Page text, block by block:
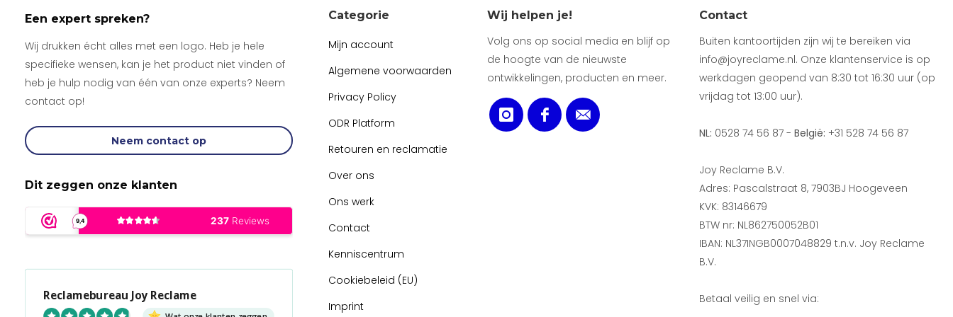
Een expert spreken?
Wij drukken écht alles met een logo. Heb je hele
specifieke wensen, kan je het product niet vinden of
heb je hulp nodig van één van onze experts? Neem
contact op!
Neem contact op
Dit zeggen onze klanten
Reclamebureau Joy Reclame
Categorie
Mijn account
Algemene voorwaarden
Privacy Policy
ODR Platform
Retouren en reclamatie
Over ons
Ons werk
Contact
Kenniscentrum
Cookiebeleid (EU)
Imprint
Wij helpen je!
Volg ons op social media en blijf op
de hoogte van de nieuwste
ontwikkelingen, producten en meer.
Contact
Buiten kantoortijden zijn wij te bereiken via
info@joyreclame.nl. Onze klantenservice is op
werkdagen geopend van 8:30 tot 16:30 uur (op
vrijdag tot 13:00 uur).
NL: 0528 74 56 87 - België: +31 528 74 56 87
Joy Reclame B.V.
Adres: Pascalstraat 8, 7903BJ Hoogeveen
KVK: 83146679
BTW nr: NL862750052B01
IBAN: NL37INGB0007048829 t.n.v. Joy Reclame
B.V.
Betaal veilig en snel via: